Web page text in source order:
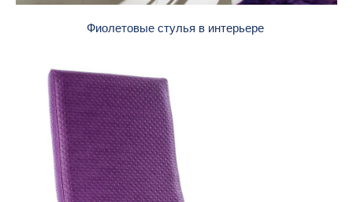
Фиолетовые стулья в интерьере